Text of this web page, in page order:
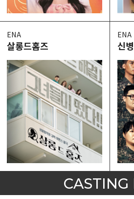
ENA
살롱드홈즈
ENA
신
CASTING